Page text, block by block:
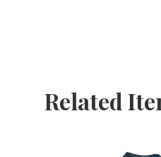
Related